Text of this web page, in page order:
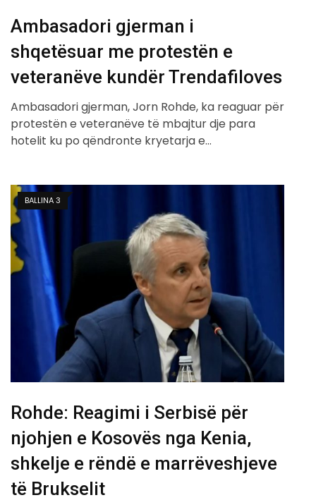
Ambasadori gjerman i
shqetësuar me protestën e
veteranëve kundër Trendafiloves
Ambasadori gjerman, Jorn Rohde, ka reaguar për
protestën e veteranëve të mbajtur dje para
hotelit ku po qëndronte kryetarja e…
BALLINA 3
Rohde: Reagimi i Serbisë për
njohjen e Kosovës nga Kenia,
shkelje e rëndë e marrëveshjeve
të Brukselit